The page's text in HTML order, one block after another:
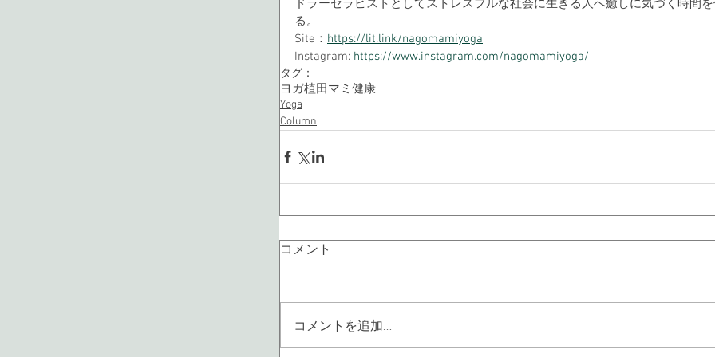
ドラーセラピストとしてストレスフルな社会に生きる人へ癒しに気づく時間
る。
Site： https://lit.link/nagomamiyoga
Instagram: https://www.instagram.com/nagomamiyoga/
タグ：
ヨガ植田マミ 健康
Yoga
Column
コメント
コメントを追加…